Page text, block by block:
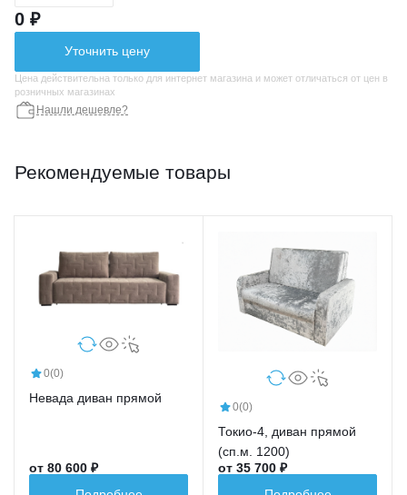
0 ₽
Уточнить цену
Цена действительна только для интернет магазина и может отличаться от цен в
розничных магазинах
Нашли дешевле?
Рекомендуемые товары
0(0)
Невада диван прямой
от 80 600 ₽
0(0)
Токио-4, диван прямой
(сп.м. 1200)
от 35 700 ₽